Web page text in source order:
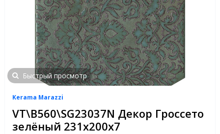
Быстрый просмотр
Kerama Marazzi
VT\B560\SG23037N Декор Гроссето
зелёный 231х200х7